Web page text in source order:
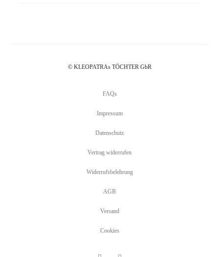
© KLEOPATRAs TÖCHTER GbR
FAQs
Impressum
Datenschutz
Vertrag widerrufen
Widerrufsbelehrung
AGB
Versand
Cookies